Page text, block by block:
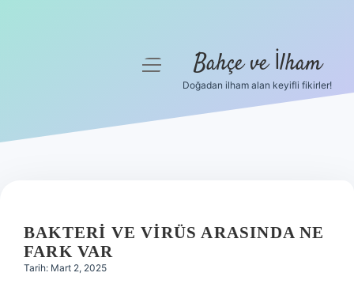
Hakkımızda
menüyü
Bahçe ve İlham
Doğadan ilham alan keyifli fikirler!
BAKTERI VE VIRÜS ARASINDA NE
FARK VAR
Tarih: Mart 2, 2025